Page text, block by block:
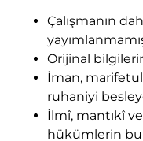
Çalışmanın
Orijinal
İman,
ruhaniyi
İlmî, mantıkî
hükümlerin